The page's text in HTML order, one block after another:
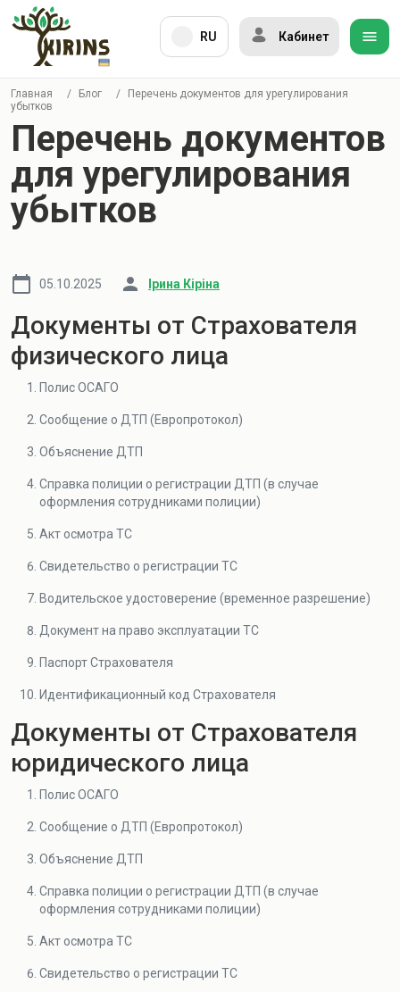
RU Кабинет
Главная / Блог /
Перечень документов для урегулирования
убытков
Перечень документов
для урегулирования
убытков
05.10.2025 Ірина Кіріна
Документы от Страхователя
физического лица
Полис ОСАГО
Сообщение о ДТП (Европротокол)
Объяснение ДТП
Справка полиции о регистрации ДТП (в случае
оформления сотрудниками полиции)
Акт осмотра ТС
Свидетельство о регистрации ТС
Водительское удостоверение (временное разрешение)
Документ на право эксплуатации ТС
Паспорт Страхователя
Идентификационный код Страхователя
Документы от Страхователя
юридического лица
Полис ОСАГО
Сообщение о ДТП (Европротокол)
Объяснение ДТП
Справка полиции о регистрации ДТП (в случае
оформления сотрудниками полиции)
Акт осмотра ТС
Свидетельство о регистрации ТС